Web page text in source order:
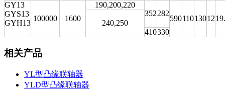
GY13
GYS13
GYH13
100000 1600
190,200,220
352282
59011013012
240,250
410330
相关产品
YL型凸缘联轴器
YLD型凸缘联轴器